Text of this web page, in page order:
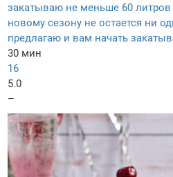
закатываю не меньше 60
новому сезону не остается ни
предлагаю и вам начать
30 мин
16
5.0
–